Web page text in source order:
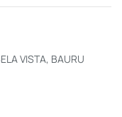
VISTA, BAURU